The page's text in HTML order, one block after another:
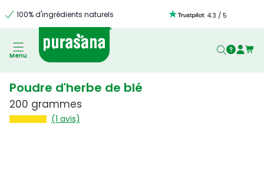
100% d'ingrédients naturels : 4.3 /5
Menu
Poudre d'herbe de blé
200 grammes
(1 avis)